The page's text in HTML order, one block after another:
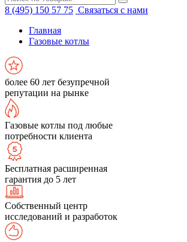
8 (495) 150 57 75 Связаться с нами
Главная
Газовые котлы
более 60 лет безупречной
репутации на рынке
Газовые котлы под любые
потребности клиента
Бесплатная расширенная
гарантия до 5 лет
Собственный центр
исследований и разработок